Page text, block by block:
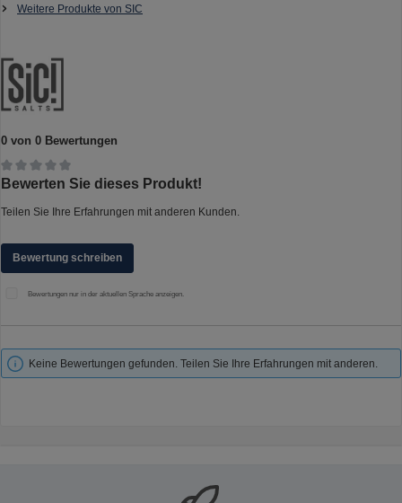
Weitere Produkte von SIC
0 von 0 Bewertungen
Durchschnittliche Bewertung von 0 von 5 Sternen
Bewerten Sie dieses Produkt!
Teilen Sie Ihre Erfahrungen mit anderen Kunden.
Bewertung schreiben
Bewertungen nur in der aktuellen Sprache anzeigen.
Keine Bewertungen gefunden. Teilen Sie Ihre Erfahrungen mit anderen.